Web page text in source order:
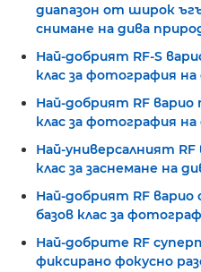
диапазон от широк
снимане на дива
Най-добрият RF-S
клас за фотография
Най-добрият RF
клас за фотография
Най-универсалният
клас за заснемане на
Най-добрият RF
базов клас за
Най-добрите RF
фиксирано фокусно